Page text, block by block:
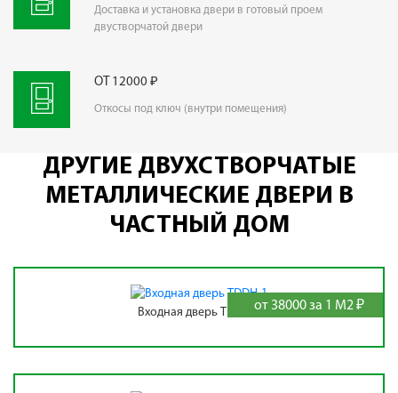
Доставка и установка двери в готовый проем
двустворчатой двери
ОТ 12000 ₽
Откосы под ключ (внутри помещения)
ДРУГИЕ ДВУХСТВОРЧАТЫЕ
МЕТАЛЛИЧЕСКИЕ ДВЕРИ В
ЧАСТНЫЙ ДОМ
от 38000 за 1 М2 ₽
Входная дверь TDDH-1